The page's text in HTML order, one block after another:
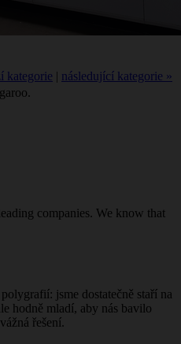
kategorie | následující kategorie »
companies. We know that
jsme dostatečně staří na
hodně mladí, aby nás bavilo
řešení.